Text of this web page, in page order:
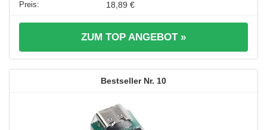
18,89 €
ZUM TOP ANGEBOT »
10